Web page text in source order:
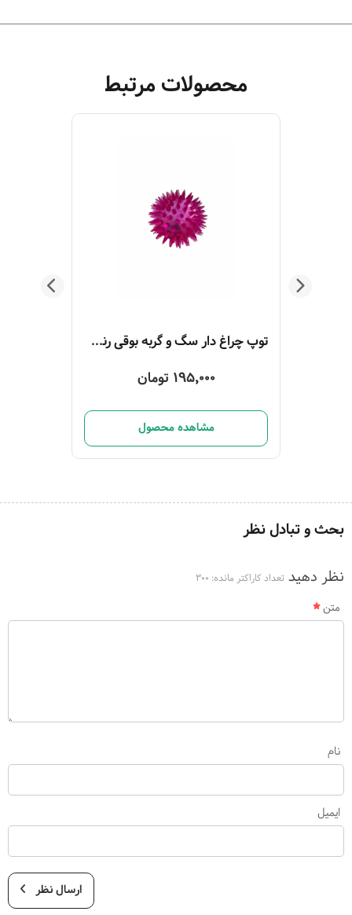
محصولات مرتبط
توپ چراغ‌ دار سگ و گربه بوقی رنگ بنفش
195,000 تومان
مشاهده محصول
بحث و تبادل نظر
نظر دهید تعداد کاراکتر مانده: 300
متن
نام
ایمیل
ارسال نظر